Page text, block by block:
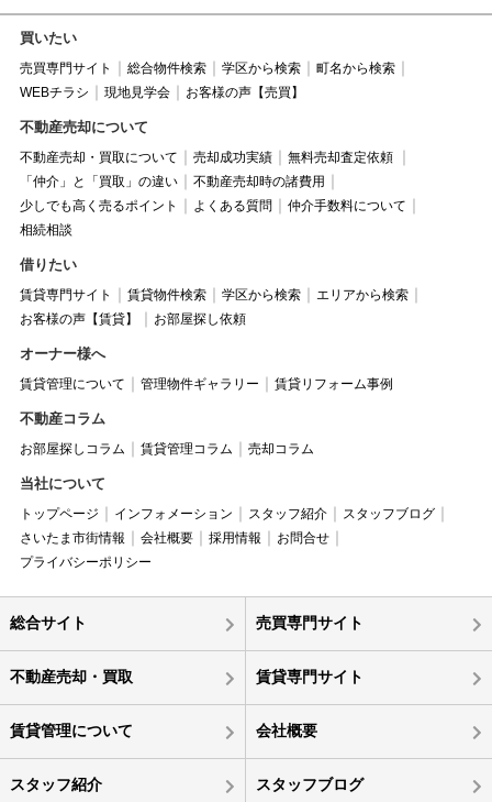
買いたい
売買専門サイト 総合物件検索 学区から検索
町名から検索
WEBチラシ
現地見学会 お客様の声【売買】
不動産売却について
不動産売却・買取について 売却成功実績
無料売却査定依頼
「仲介」と「買取」の違い
不動産売却時の諸費用
少しでも高く売るポイント
よくある質問
仲介手数料について
相続相談
借りたい
賃貸専門サイト 賃貸物件検索 学区から検索
エリアから検索
お客様の声【賃貸】
お部屋探し依頼
オーナー様へ
賃貸管理について 管理物件ギャラリー 賃貸リフォーム事例
不動産コラム
お部屋探しコラム 賃貸管理コラム 売却コラム
当社について
トップページ インフォメーション スタッフ紹介
スタッフブログ
さいたま市街情報
会社概要 採用情報
お問合せ
プライバシーポリシー
総合サイト 売買専門サイト
不動産売却・買取 賃貸専門サイト
賃貸管理について 会社概要
スタッフ紹介 スタッフブログ